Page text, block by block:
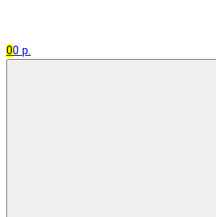
00 р.